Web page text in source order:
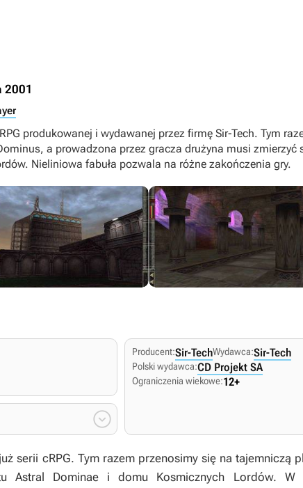
2001
produkowanej i wydawanej przez firmę Sir-Tech. Tym
a prowadzona przez gracza drużyna musi zmierzyć
Nieliniowa fabuła pozwala na różne zakończenia gry.

Producent:Sir-TechWydawca:Sir-Tech
Polski wydawca:CD Projekt SA
Ograniczenia wiekowe:12+
serii cRPG. Tym razem przenosimy się na tajemniczą
Astral Dominae i domu Kosmicznych Lordów. W